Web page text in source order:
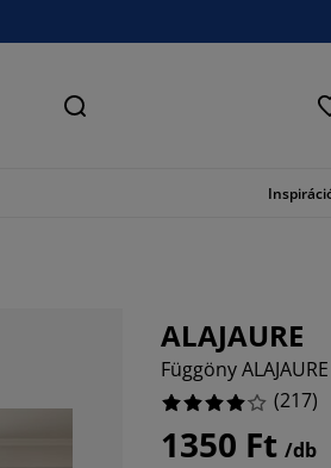
Keresés
ALAJAURE
Függöny
(217)
1350 Ft /db